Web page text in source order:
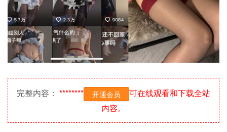
完整内容： ******** 开通会员
可在线观看和下载全站
内容。